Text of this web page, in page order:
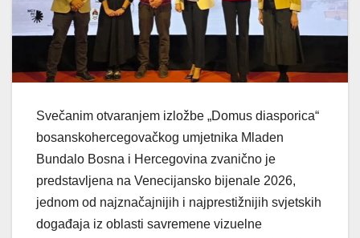
Svečanim otvaranjem izložbe „Domus diasporica“
bosanskohercegovačkog umjetnika Mladen
Bundalo Bosna i Hercegovina zvanično je
predstavljena na Venecijansko bijenale 2026,
jednom od najznačajnijih i najprestižnijih svjetskih
događaja iz oblasti savremene vizuelne